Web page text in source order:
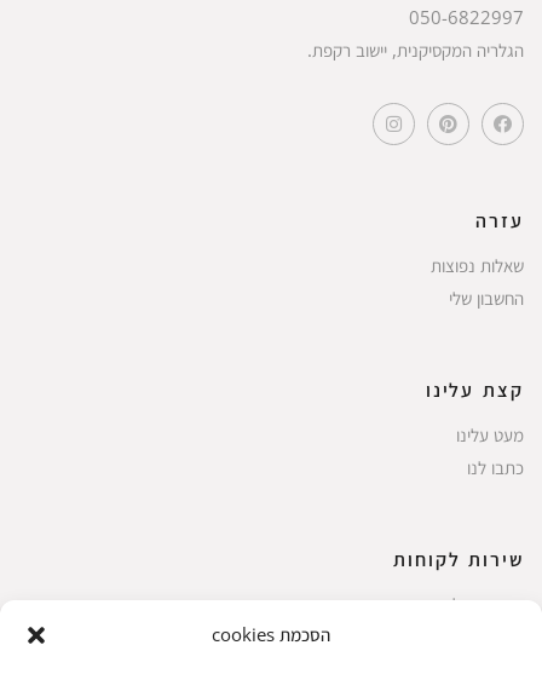
הסכמת cookies
050-6822997
הגלריה המקסיקנית, יישוב רקפת.
עזרה
שאלות נפוצות
החשבון שלי
קצת עלינו
מעט עלינו
כתבו לנו
שירות לקוחות
החשבון שלי